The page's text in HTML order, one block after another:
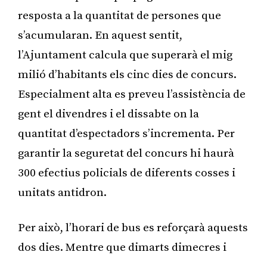
resposta a la quantitat de persones que
s’acumularan. En aquest sentit,
l’Ajuntament calcula que superarà el mig
milió d’habitants els cinc dies de concurs.
Especialment alta es preveu l’assistència de
gent el divendres i el dissabte on la
quantitat d’espectadors s’incrementa. Per
garantir la seguretat del concurs hi haurà
300 efectius policials de diferents cosses i
unitats antidron.
Per això, l’horari de bus es reforçarà aquests
dos dies. Mentre que dimarts dimecres i